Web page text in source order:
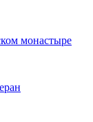
монастыре